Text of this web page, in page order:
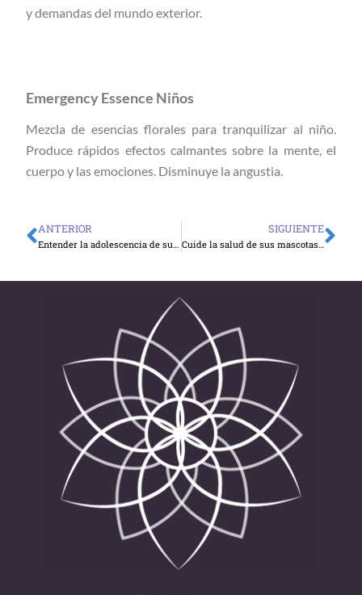
y demandas del mundo exterior.
Emergency Essence Niños
Mezcla de esencias florales para tranquilizar al niño.
Produce rápidos efectos calmantes sobre la mente, el
cuerpo y las emociones. Disminuye la angustia.
Ant
ANTERIOR
Entender la adolescencia de su hijo es entender una parte de usted
SIGUIENTE
Cuide la salud de sus mascotas física y mentalmente